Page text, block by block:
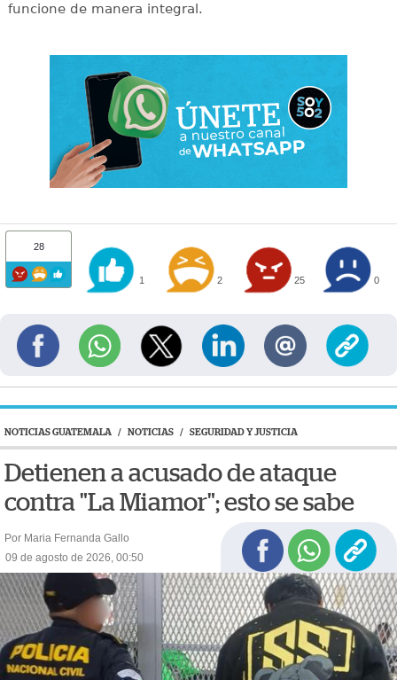
funcione de manera integral.
28
1 2 25 0
NOTICIAS GUATEMALA / NOTICIAS / SEGURIDAD Y JUSTICIA
Detienen a acusado de ataque
contra "La Miamor"; esto se sabe
Por Maria Fernanda Gallo
09 de agosto de 2026, 00:50